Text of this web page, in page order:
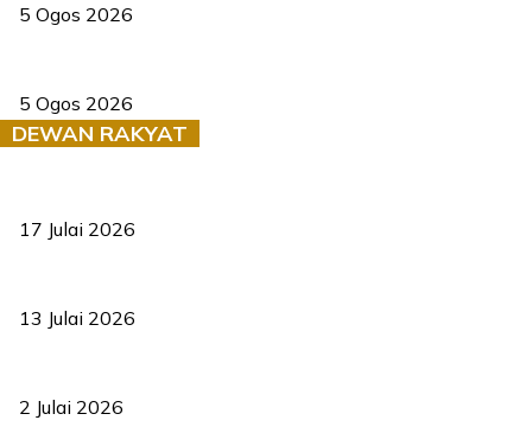
5 Ogos 2026
5 Ogos 2026
DEWAN RAKYAT
17 Julai 2026
13 Julai 2026
2 Julai 2026